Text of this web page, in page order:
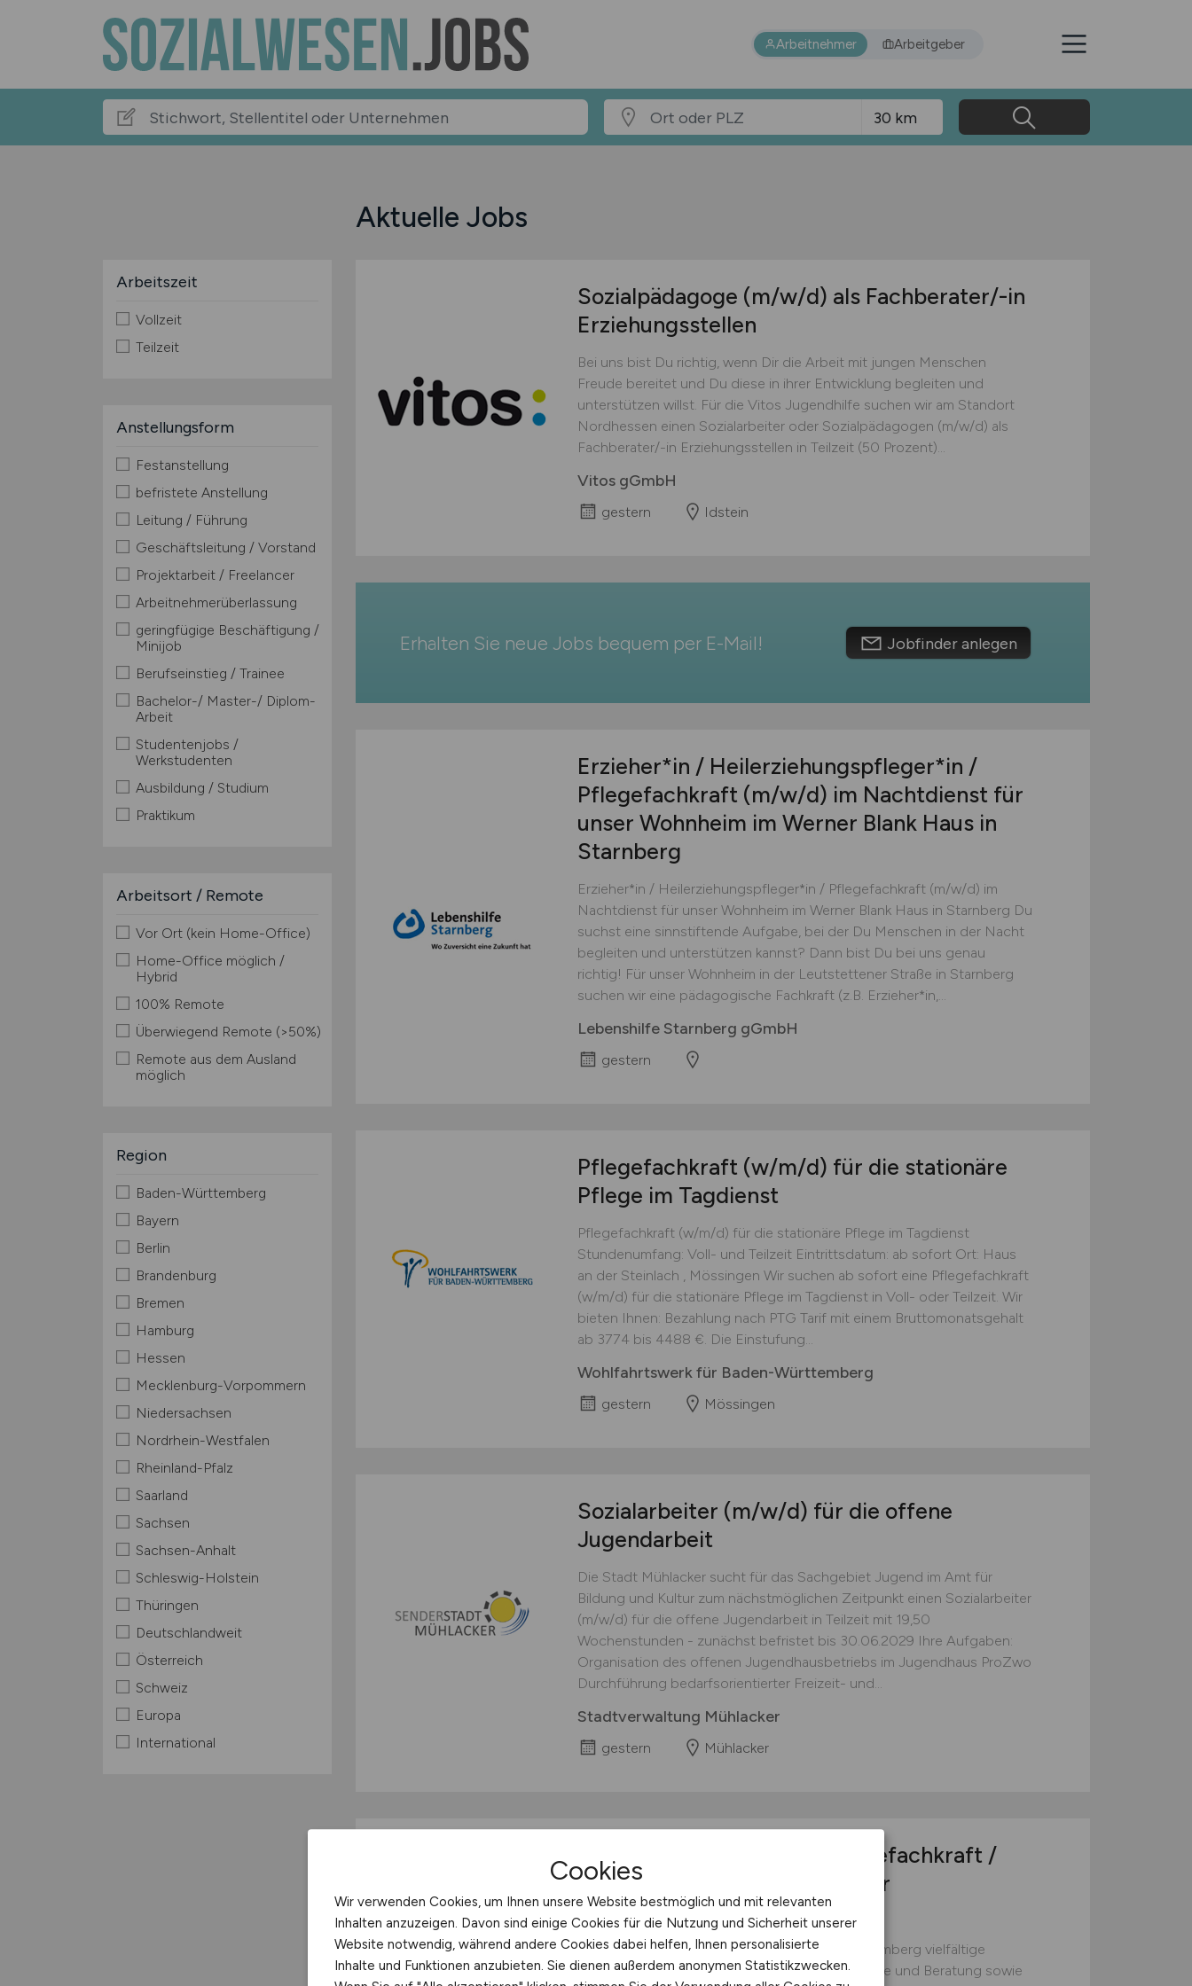
Arbeitnehmer Arbeitgeber
Aktuelle Jobs
Arbeitszeit
Vollzeit
Teilzeit
Anstellungsform
Festanstellung
befristete Anstellung
Leitung / Führung
Geschäftsleitung / Vorstand
Projektarbeit / Freelancer
Arbeitnehmerüberlassung
geringfügige Beschäftigung /
Minijob
Berufseinstieg / Trainee
Bachelor-/ Master-/ Diplom-
Arbeit
Studentenjobs /
Werkstudenten
Ausbildung / Studium
Praktikum
Arbeitsort / Remote
Vor Ort (kein Home-Office)
Home-Office möglich /
Hybrid
100% Remote
Überwiegend Remote (>50%)
Remote aus dem Ausland
möglich
Region
Baden-Württemberg
Bayern
Berlin
Brandenburg
Bremen
Hamburg
Hessen
Mecklenburg-Vorpommern
Niedersachsen
Nordrhein-Westfalen
Rheinland-Pfalz
Saarland
Sachsen
Sachsen-Anhalt
Schleswig-Holstein
Thüringen
Deutschlandweit
Österreich
Schweiz
Europa
International
Sozialpädagoge (m/w/d) als Fachberater/-in
Erziehungsstellen
Bei uns bist Du richtig, wenn Dir die Arbeit mit jungen Menschen
Freude bereitet und Du diese in ihrer Entwicklung begleiten und
unterstützen willst. Für die Vitos Jugendhilfe suchen wir am Standort
Nordhessen einen Sozialarbeiter oder Sozialpädagogen (m/w/d) als
Fachberater/-in Erziehungsstellen in Teilzeit (50 Prozent)...
Vitos gGmbH
gestern Idstein
Erhalten Sie neue Jobs bequem per E-Mail! Jobfinder anlegen
Erzieher*in / Heilerziehungspfleger*in /
Pflegefachkraft (m/w/d) im Nachtdienst für
unser Wohnheim im Werner Blank Haus in
Starnberg
Erzieher*in / Heilerziehungspfleger*in / Pflegefachkraft (m/w/d) im
Nachtdienst für unser Wohnheim im Werner Blank Haus in Starnberg Du
suchst eine sinnstiftende Aufgabe, bei der Du Menschen in der Nacht
begleiten und unterstützen kannst? Dann bist Du bei uns genau
richtig! Für unser Wohnheim in der Leutstettener Straße in Starnberg
suchen wir eine pädagogische Fachkraft (z.B. Erzieher*in,...
Lebenshilfe Starnberg gGmbH
gestern
Pflegefachkraft (w/m/d) für die stationäre
Pflege im Tagdienst
Pflegefachkraft (w/m/d) für die stationäre Pflege im Tagdienst
Stundenumfang: Voll- und Teilzeit Eintrittsdatum: ab sofort Ort: Haus
an der Steinlach , Mössingen Wir suchen ab sofort eine Pflegefachkraft
(w/m/d) für die stationäre Pflege im Tagdienst in Voll- oder Teilzeit. Wir
bieten Ihnen: Bezahlung nach PTG Tarif mit einem Bruttomonatsgehalt
ab 3774 bis 4488 €. Die Einstufung...
Wohlfahrtswerk für Baden-Württemberg
gestern Mössingen
Sozialarbeiter (m/w/d) für die offene
Jugendarbeit
Die Stadt Mühlacker sucht für das Sachgebiet Jugend im Amt für
Bildung und Kultur zum nächstmöglichen Zeitpunkt einen Sozialarbeiter
(m/w/d) für die offene Jugendarbeit in Teilzeit mit 19,50
Wochenstunden - zunächst befristet bis 30.06.2029 Ihre Aufgaben:
Organisation des offenen Jugendhausbetriebs im Jugendhaus ProZwo
Durchführung bedarfsorientierter Freizeit- und...
Stadtverwaltung Mühlacker
gestern Mühlacker
Heilerziehungspfleger / Pflegefachkraft /
Sozialpädagoge
in der
Sozialpsychiatrie
Die BruderhausDiakonie bietet in Baden-Württemberg vielfältige
Assistenz- und Unterstützungsleistungen, Pflege und Beratung sowie
Cookies
Wir verwenden Cookies, um Ihnen unsere Website bestmöglich und mit relevanten
Inhalten anzuzeigen. Davon sind einige Cookies für die Nutzung und Sicherheit unserer
Website notwendig, während andere Cookies dabei helfen, Ihnen personalisierte
Inhalte und Funktionen anzubieten. Sie dienen außerdem anonymen Statistikzwecken.